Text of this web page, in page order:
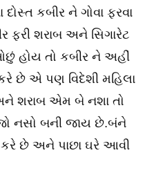
કબીર ને ગોવા ફરવા
ફરી શરાબ અને સિગારેટ
હોય તો કબીર ને અહીં
છે એ પણ વિદેશી મહિલા
શરાબ એમ બે નશા તો
નસો બની જાય છે.બંને
કરે છે અને પાછા ઘરે આવી